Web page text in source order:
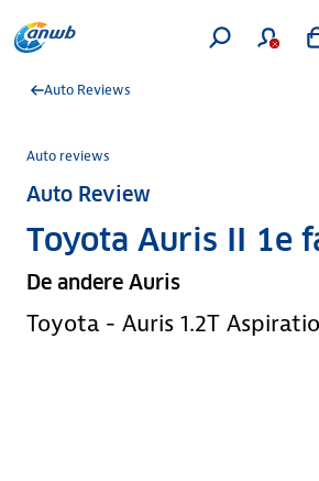
Auto Reviews
Auto reviews
Auto Review
Toyota Auris II 1e
De andere Auris
Toyota - Auris 1.2T